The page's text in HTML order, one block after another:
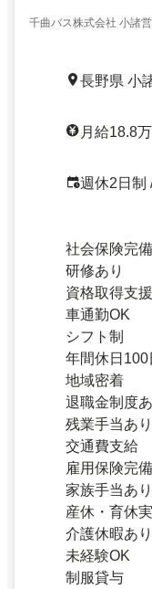
千曲バス株式会社 小諸
長野県 小
月給18.8
週休2日制
社会保険完備
研修あり
資格取得支
車通勤OK
シフト制
年間休日100
地域密着
退職金制度
残業手当あり
交通費支給
雇用保険完備
家族手当あり
産休・育休
介護休暇あり
未経験OK
制服貸与